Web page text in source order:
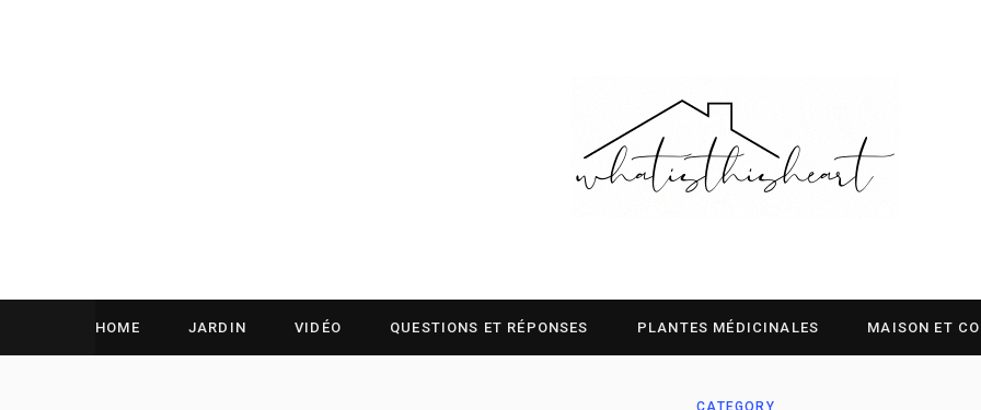
HOME JARDIN VIDÉO QUESTIONS ET RÉPONSES PLANTES MÉDICINALES MAISON ET
CATEGORY